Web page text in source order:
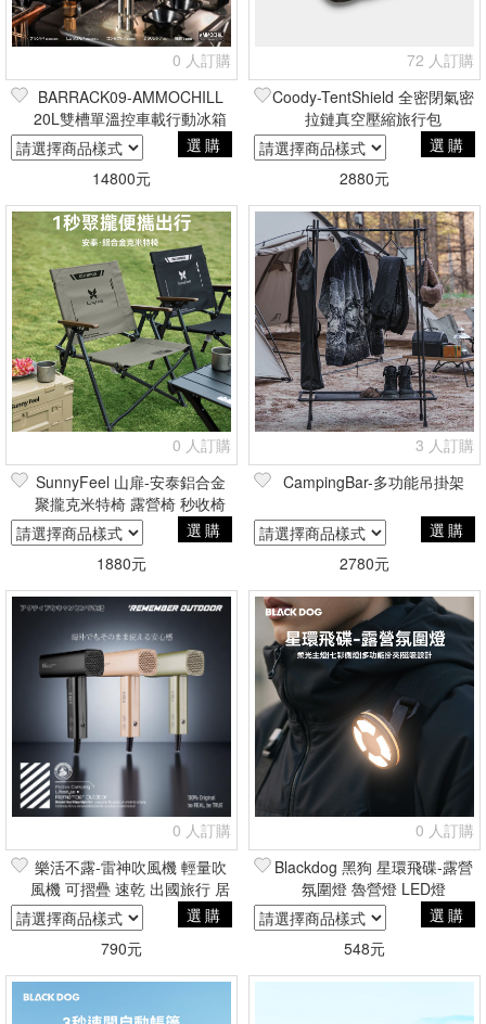
0 人訂購
BARRACK09-AMMOCHILL
20L雙槽單溫控車載行動冰箱
選購
14800元
72 人訂購
Coody-TentShield 全密閉氣密
拉鏈真空壓縮旅行包
選購
2880元
0 人訂購
SunnyFeel 山扉-安泰鋁合金
聚攏克米特椅 露營椅 秒收椅
選購
1880元
3 人訂購
CampingBar-多功能吊掛架
選購
2780元
0 人訂購
樂活不露-雷神吹風機 輕量吹
風機 可摺疊 速乾 出國旅行 居
家 露營
選購
790元
0 人訂購
Blackdog 黑狗 星環飛碟-露營
氛圍燈 魯營燈 LED燈
選購
548元